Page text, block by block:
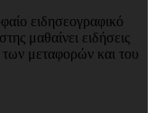
ειδησεογραφικό
μαθαίνει ειδήσεις
μεταφορών και του